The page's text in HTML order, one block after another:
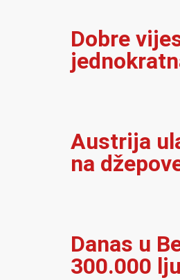
Dobre
Austrija
na
Danas u
300.000